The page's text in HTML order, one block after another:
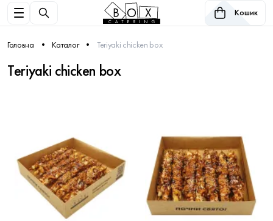
Кошик
Головна Каталог Teriyaki chicken box
Teriyaki chicken box